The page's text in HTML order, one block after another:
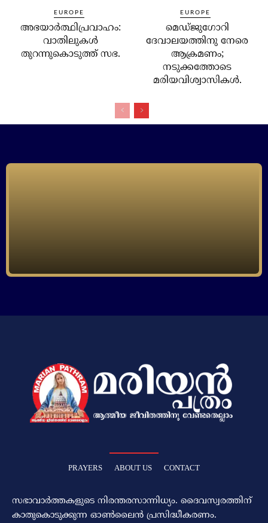
EUROPE
അഭയാര്‍ത്ഥിപ്രവാഹം:
വാതിലുകള്‍
തുറന്നുകൊടുത്ത് സഭ.
EUROPE
മെഡ്ജുഗോറി
ദേവാലയത്തിനു നേരെ
ആക്രമണം;
നടുക്കത്തോടെ
മരിയവിശ്വാസികള്‍.
PRAYERS ABOUT US CONTACT
സഭാവാര്‍ത്തകളുടെ നിരന്തരസാന്നിധ്യം. ദൈവസ്വരത്തിന്‌
കാതുകൊടുക്കുന്ന ഓണ്‍ലൈന്‍ പ്രസിദ്ധീകരണം.